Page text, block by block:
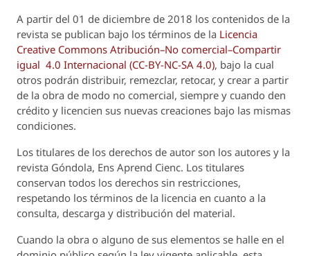
A partir del 01 de diciembre de 2018 los contenidos de la
revista se publican bajo los términos de la Licencia
Creative Commons Atribución–No comercial–Compartir
igual 4.0 Internacional (CC-BY-NC-SA 4.0), bajo la cual
otros podrán distribuir, remezclar, retocar, y crear a partir
de la obra de modo no comercial, siempre y cuando den
crédito y licencien sus nuevas creaciones bajo las mismas
condiciones.
Los titulares de los derechos de autor son los autores y la
revista Góndola, Ens Aprend Cienc. Los titulares
conservan todos los derechos sin restricciones,
respetando los términos de la licencia en cuanto a la
consulta, descarga y distribución del material.
Cuando la obra o alguno de sus elementos se halle en el